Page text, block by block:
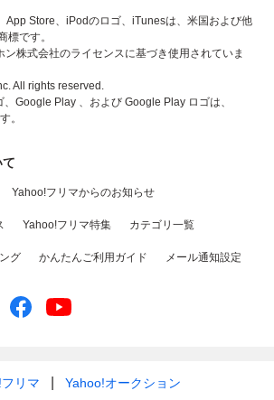
App Store、iPodのロゴ、iTunesは、米国および他
標です。
ン株式会社のライセンスに基づき使用されていま
All rights reserved.
Google Play 、および Google Play ロゴは、
。
Yahoo!フリマからのお知らせ
Yahoo!フリマ特集 カテゴリ一覧
グ かんたんご利用ガイド メール通知設定
リマ
Yahoo!オークション